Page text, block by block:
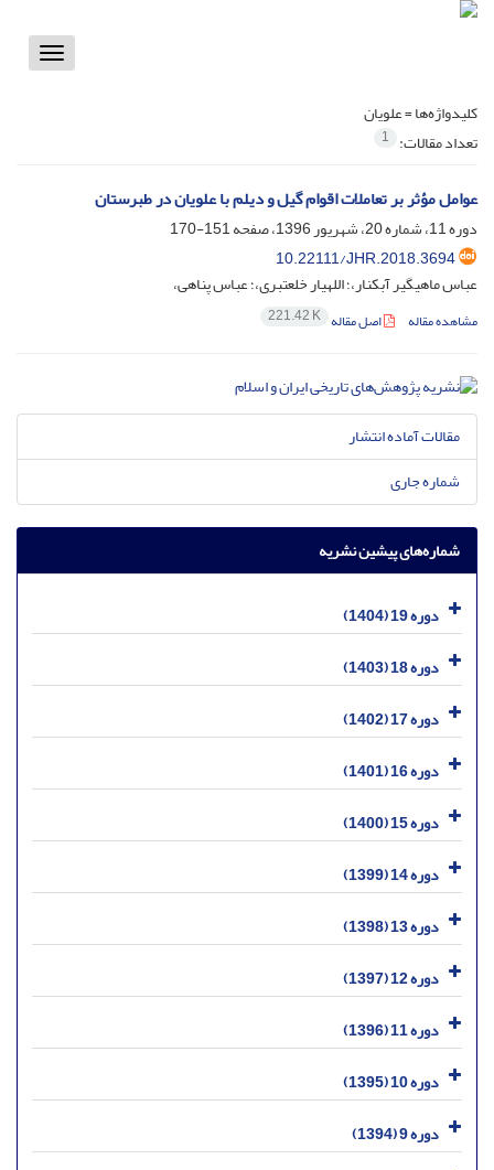
Toggle
کلیدواژه‌ها =علویان
تعداد مقالات: 1
عوامل مؤثر بر تعاملات اقوام گیل و دیلم با علویان در طبرستان
دوره 11، شماره 20، شهریور 1396، صفحه
151-170
10.22111/JHR.2018.3694
عباس ماهیگیر آبکنار،؛ اللهیار خلعتبری،؛ عباس پناهی،
مشاهده مقاله اصل مقاله 221.42 K
مقالات آماده انتشار
شماره جاری
شماره‌های پیشین نشریه
دوره 19 (1404)
دوره 18 (1403)
دوره 17 (1402)
دوره 16 (1401)
دوره 15 (1400)
دوره 14 (1399)
دوره 13 (1398)
دوره 12 (1397)
دوره 11 (1396)
دوره 10 (1395)
دوره 9 (1394)